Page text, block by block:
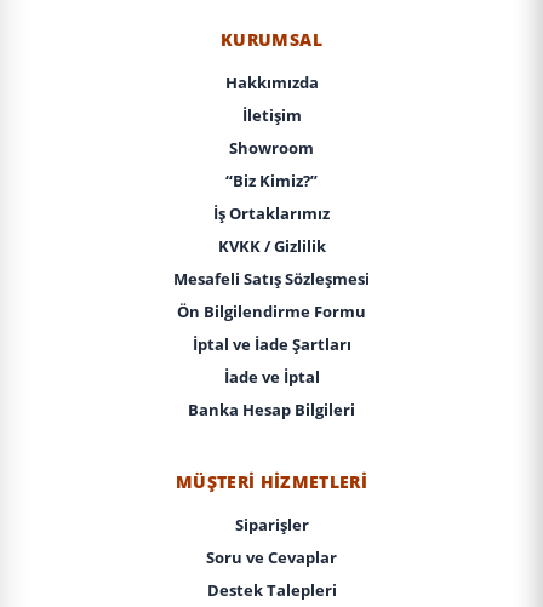
KURUMSAL
Hakkımızda
İletişim
Showroom
“Biz Kimiz?”
İş Ortaklarımız
KVKK / Gizlilik
Mesafeli Satış Sözleşmesi
Ön Bilgilendirme Formu
İptal ve İade Şartları
İade ve İptal
Banka Hesap Bilgileri
MÜŞTERI HIZMETLERI
Siparişler
Soru ve Cevaplar
Destek Talepleri